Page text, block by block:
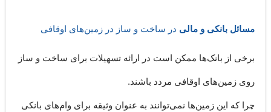
مسائل بانکی و مالی در ساخت و ساز در زمین‌‌های اوقافی
برخی از بانک‌ها ممکن است در ارائه تسهیلات برای ساخت و ساز
روی زمین‌های اوقافی مردد باشند.
چرا که این زمین‌ها نمی‌توانند به عنوان وثیقه برای وام‌های بانکی